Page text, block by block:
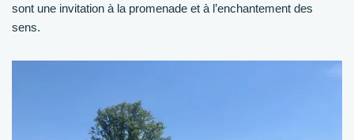
sont une invitation à la promenade et à l’enchantement des
sens.